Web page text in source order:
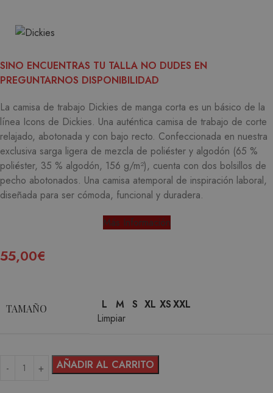
SINO ENCUENTRAS TU TALLA NO DUDES EN
PREGUNTARNOS DISPONIBILIDAD
La camisa de trabajo Dickies de manga corta es un básico de la
línea Icons de Dickies. Una auténtica camisa de trabajo de corte
relajado, abotonada y con bajo recto. Confeccionada en nuestra
exclusiva sarga ligera de mezcla de poliéster y algodón (65 %
poliéster, 35 % algodón, 156 g/m²), cuenta con dos bolsillos de
pecho abotonados. Una camisa atemporal de inspiración laboral,
diseñada para ser cómoda, funcional y duradera.
Más Información
55,00€
TAMAÑO L M S XL XSXXL
Limpiar
AÑADIR AL CARRITO